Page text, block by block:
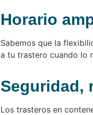
Horario
Sabemos que la
a tu trastero cuando lo
Seguridad,
Los trasteros en